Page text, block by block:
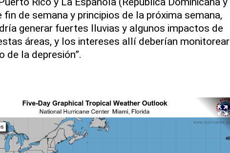
de semana y principios de la próxima semana,
generar fuertes lluvias y algunos impactos de
áreas, y los intereses allí deberían monitorear
de la depresión”.